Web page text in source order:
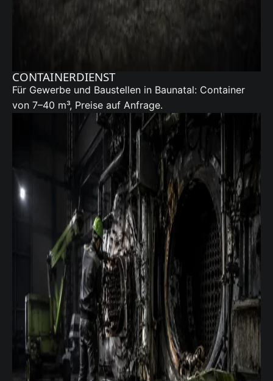
CONTAINERDIENST
Für Gewerbe und Baustellen in Baunatal: Container
von 7–40 m³, Preise auf Anfrage.